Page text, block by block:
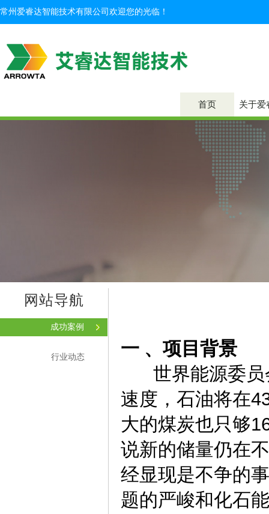
常州爱睿达智能技术有限公司欢迎您的光临！
首页 关于爱
网站导航
成功案例
行业动态
一 、项目背景
世界能源委员
速度，石油将在
大的煤炭也只够
说新的储量仍在
经显现是不争的
题的严峻和化石